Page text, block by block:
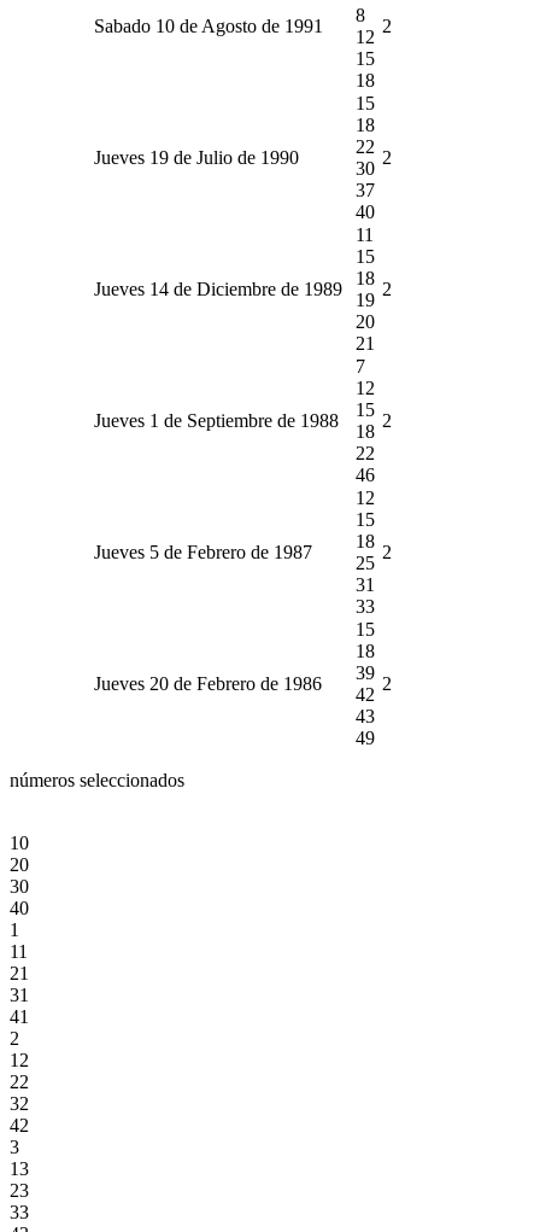
Sabado 10 de Agosto de 1991
8
12
15
18
2
Jueves 19 de Julio de 1990
15
18
22
30
37
40
2
Jueves 14 de Diciembre de 1989
11
15
18
19
20
21
2
Jueves 1 de Septiembre de 1988
7
12
15
18
22
46
2
Jueves 5 de Febrero de 1987
12
15
18
25
31
33
2
Jueves 20 de Febrero de 1986
15
18
39
42
43
49
2
números seleccionados
10
20
30
40
1
11
21
31
41
2
12
22
32
42
3
13
23
33